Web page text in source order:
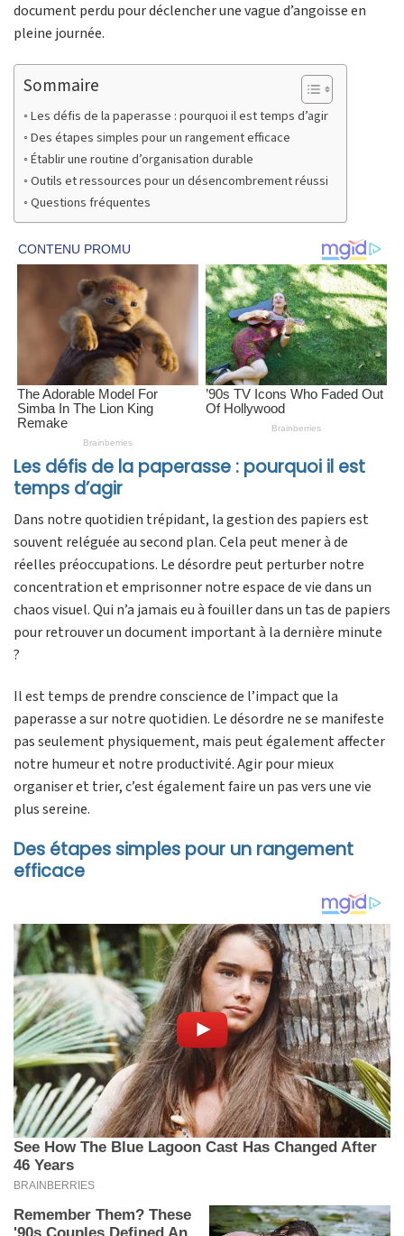
document perdu pour déclencher une vague d’angoisse en
pleine journée.
Sommaire
Les défis de la paperasse : pourquoi il est temps d’agir
Des étapes simples pour un rangement efficace
Établir une routine d’organisation durable
Outils et ressources pour un désencombrement réussi
Questions fréquentes
Les défis de la paperasse : pourquoi il est
temps d’agir
Dans notre quotidien trépidant, la gestion des papiers est
souvent reléguée au second plan. Cela peut mener à de
réelles préoccupations. Le désordre peut perturber notre
concentration et emprisonner notre espace de vie dans un
chaos visuel. Qui n’a jamais eu à fouiller dans un tas de papiers
pour retrouver un document important à la dernière minute
?
Il est temps de prendre conscience de l’impact que la
paperasse a sur notre quotidien. Le désordre ne se manifeste
pas seulement physiquement, mais peut également affecter
notre humeur et notre productivité. Agir pour mieux
organiser et trier, c’est également faire un pas vers une vie
plus sereine.
Des étapes simples pour un rangement
efficace